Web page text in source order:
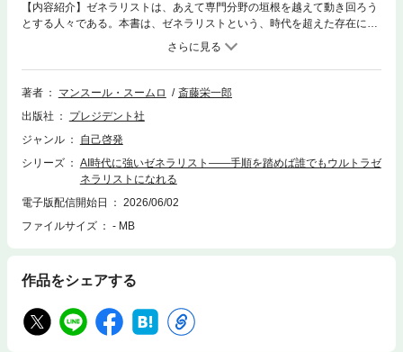
【内容紹介】ゼネラリストは、あえて専門分野の垣根を越えて動き回ろう
とする人々である。本書は、ゼネラリストという、時代を超えた存在にス
ポットライトを当てるものである。同時に、ゼネラリストがもたらす多大
な効果の証しであり、彼らの存在がどの時代にも求められていることも明
らかにする。（「まえがき」より）【著者紹介】［著］マンスール・スー
ムロ〈博士〉（Mansoor Soomro, PhD）経営学教授、研究者、論客、未来
ー、ダウ・ジョーンズ、ITVニュース、ユーロニュース、ドバイアイ、ウ
ォール・ストリート・ジャーナル、フォーチュン、アントルプレナー、ニ
ークステイツマン、フィナンシャル・ニュース・ロンドンなど世界各地の
有力メディアで研究結果や論説を発表。全米上位500社を対象としたリー
ダーシップ養成プログラムの立案・運営に携わり、多くの講演会にも登壇
している。［訳］斎藤 栄一郎（さいとう・えいいちろう）翻訳家・ライタ
ー。山梨県生まれ。早稲田大学社会科学部卒業。主な訳書に『イーロン・
社）、『小売の未来』『小売再生』『センスメイキング』『Tools and We
ョエル100時間インタヴューズ』『心眼』『ザ・パワー・オブ・キャッシ
ュ』（以上、プレジデント社）、『データ資本主義』（NTT出版）、『締
著者 マンスール・スームロ
斎藤栄一郎
出版社
プレジデント社
ジャンル
自己啓発
シリーズ
AI時代に強いゼネラリスト――手順を踏めば誰でもウルトラゼ
ネラリストになれる
電子版配信開始日
2026/06/02
ファイルサイズ
- MB
作品をシェアする